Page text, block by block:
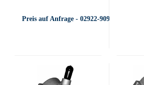
Preis auf Anfrage - 02922-909400